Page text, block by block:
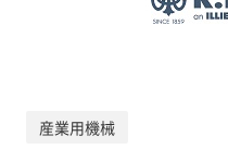
産業用機械